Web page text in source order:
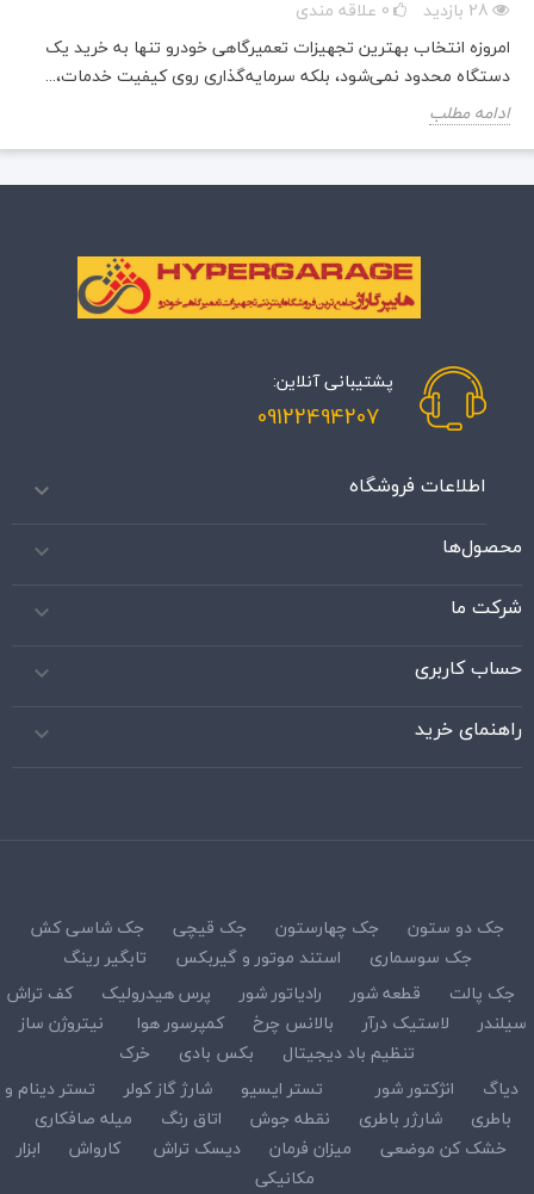
28 بازدید 0 علاقه مندی
امروزه انتخاب بهترین تجهیزات تعمیرگاهی خودرو تنها به خرید یک
دستگاه محدود نمی‌شود، بلکه سرمایه‌گذاری روی کیفیت خدمات،...
ادامه مطلب
پشتیبانی آنلاین:
اطلاعات فروشگاه 
محصول‌ها 
شرکت ما 
حساب کاربری 
راهنمای خرید 
جک دو ستون جک چهارستون جک قیچی
جک شاسی کش
جک سوسماری
استند موتور و گیربکس
تابگیر رینگ
جک پالت
قطعه شور رادیاتور شور پرس هیدرولیک
کف تراش
سیلندر
لاستیک درآر بالانس چرخ کمپرسور هوا
نیتروژن ساز
تنظیم باد دیجیتال
بکس بادی
خرک
دیاگ
انژکتور شور تستر ایسیو شارژ گاز کولر
تستر دینام و
باطری
شارژر باطری نقطه جوش اتاق رنگ
میله صافکاری
خشک کن موضعی
میزان فرمان دیسک تراش کارواش
ابزار
مکانیکی